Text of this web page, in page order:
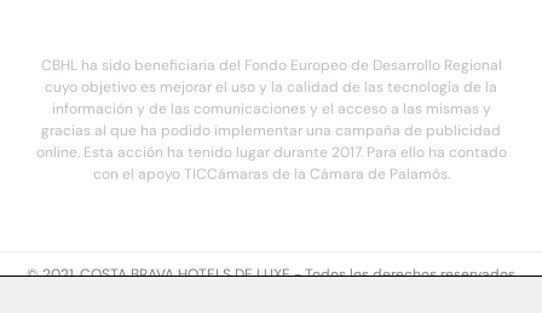
CBHL ha sido beneficiaria del Fondo Europeo de Desarrollo Regional
cuyo objetivo es mejorar el uso y la calidad de las tecnología de la
información y de las comunicaciones y el acceso a las mismas y
gracias al que ha podido implementar una campaña de publicidad
online. Esta acción ha tenido lugar durante 2017. Para ello ha contado
con el apoyo TICCámaras de la Cámara de Palamós.
© 2021. COSTA BRAVA HOTELS DE LUXE - Todos los derechos reservados